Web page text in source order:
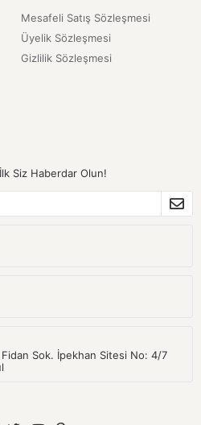
Mesafeli Satış Sözleşmesi
Üyelik Sözleşmesi
Gizlilik Sözleşmesi
Siz Haberdar Olun!
Sok. İpekhan Sitesi No: 4/7